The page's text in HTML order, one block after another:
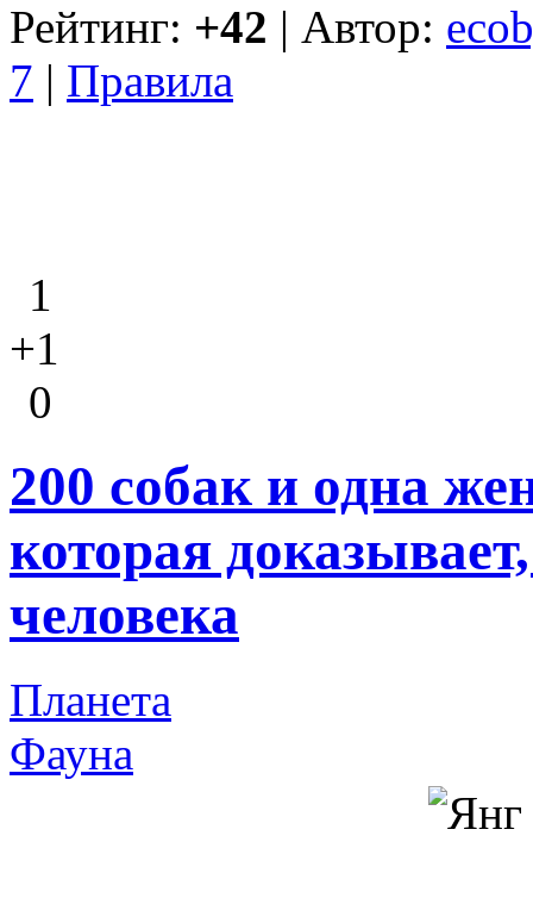
Рейтинг: +42 | Автор:
7 | Правила
1
+1
0
200 собак и одна
которая
человека
Планета
Фауна